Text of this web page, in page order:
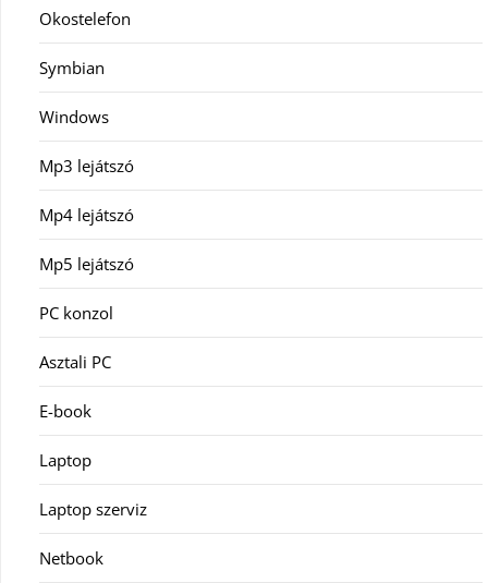
Okostelefon
Symbian
Windows
Mp3 lejátszó
Mp4 lejátszó
Mp5 lejátszó
PC konzol
Asztali PC
E-book
Laptop
Laptop szerviz
Netbook